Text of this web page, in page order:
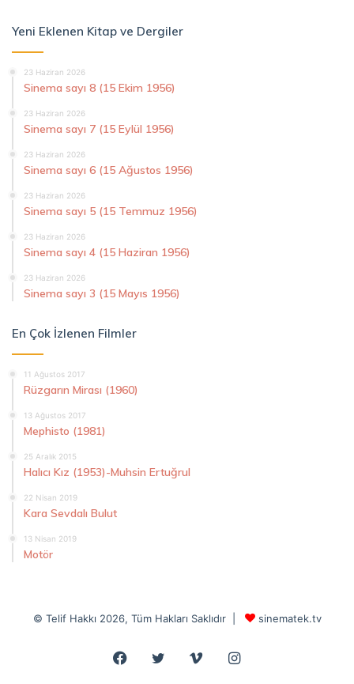
Yeni Eklenen Kitap ve Dergiler
23 Haziran 2026
Sinema sayı 8 (15 Ekim 1956)
23 Haziran 2026
Sinema sayı 7 (15 Eylül 1956)
23 Haziran 2026
Sinema sayı 6 (15 Ağustos 1956)
23 Haziran 2026
Sinema sayı 5 (15 Temmuz 1956)
23 Haziran 2026
Sinema sayı 4 (15 Haziran 1956)
23 Haziran 2026
Sinema sayı 3 (15 Mayıs 1956)
En Çok İzlenen Filmler
11 Ağustos 2017
Rüzgarın Mirası (1960)
13 Ağustos 2017
Mephisto (1981)
25 Aralık 2015
Halıcı Kız (1953)-Muhsin Ertuğrul
22 Nisan 2019
Kara Sevdalı Bulut
13 Nisan 2019
Motör
© Telif Hakkı 2026, Tüm Hakları Saklıdır | sinematek.tv
Facebook
Twitter VimeoInstagram